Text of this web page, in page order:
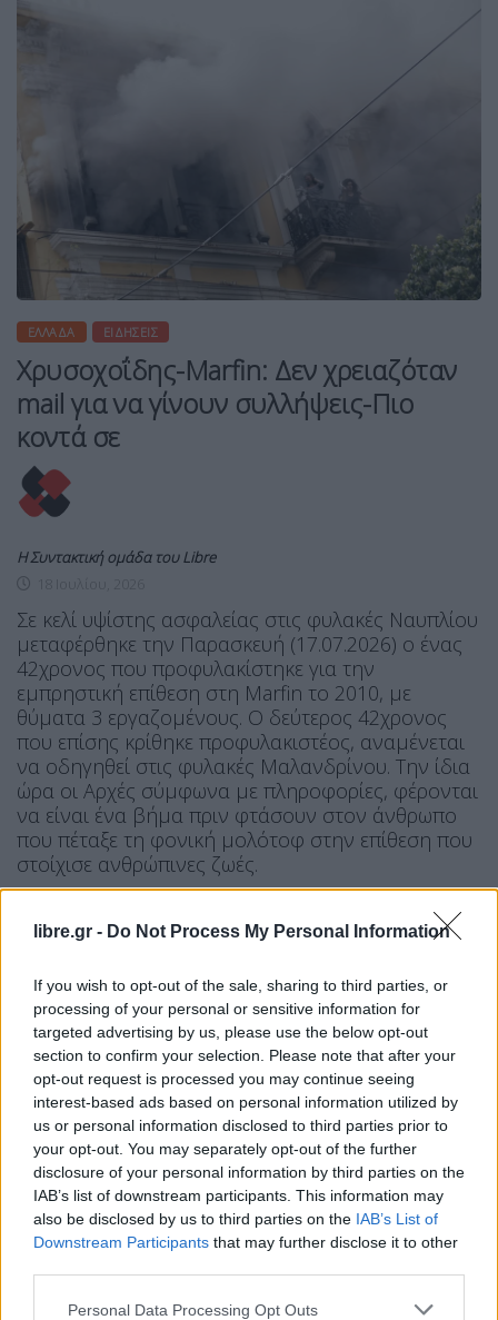
libre.gr - Do Not Process My Personal Information
If you wish to opt-out of the sale, sharing to third parties, or
processing of your personal or sensitive information for
targeted advertising by us, please use the below opt-out
section to confirm your selection. Please note that after your
opt-out request is processed you may continue seeing
interest-based ads based on personal information utilized by
us or personal information disclosed to third parties prior to
your opt-out. You may separately opt-out of the further
disclosure of your personal information by third parties on the
IAB’s list of downstream participants. This information may
also be disclosed by us to third parties on the IAB’s List of
Downstream Participants that may further disclose it to other
Personal Data Processing Opt Outs
ΕΛΛΆΔΑ ΕΙΔΉΣΕΙΣ
Χρυσοχοΐδης-Marfin: Δεν χρειαζόταν
mail για να γίνουν συλλήψεις-Πιο
κοντά σε
Η Συντακτική ομάδα του Libre
Σε κελί υψίστης ασφαλείας στις φυλακές Ναυπλίου
μεταφέρθηκε την Παρασκευή (17.07.2026) ο ένας
42χρονος που προφυλακίστηκε για την
εμπρηστική επίθεση στη Marfin το 2010, με
θύματα 3 εργαζομένους. Ο δεύτερος 42χρονος
που επίσης κρίθηκε προφυλακιστέος, αναμένεται
να οδηγηθεί στις φυλακές Μαλανδρίνου. Την ίδια
ώρα οι Αρχές σύμφωνα με πληροφορίες, φέρονται
να είναι ένα βήμα πριν φτάσουν στον άνθρωπο
που πέταξε τη φονική μολότοφ στην επίθεση που
στοίχισε ανθρώπινες ζωές.
ΕΛΛΆΔΑ MIRROR SPOTLIGHT